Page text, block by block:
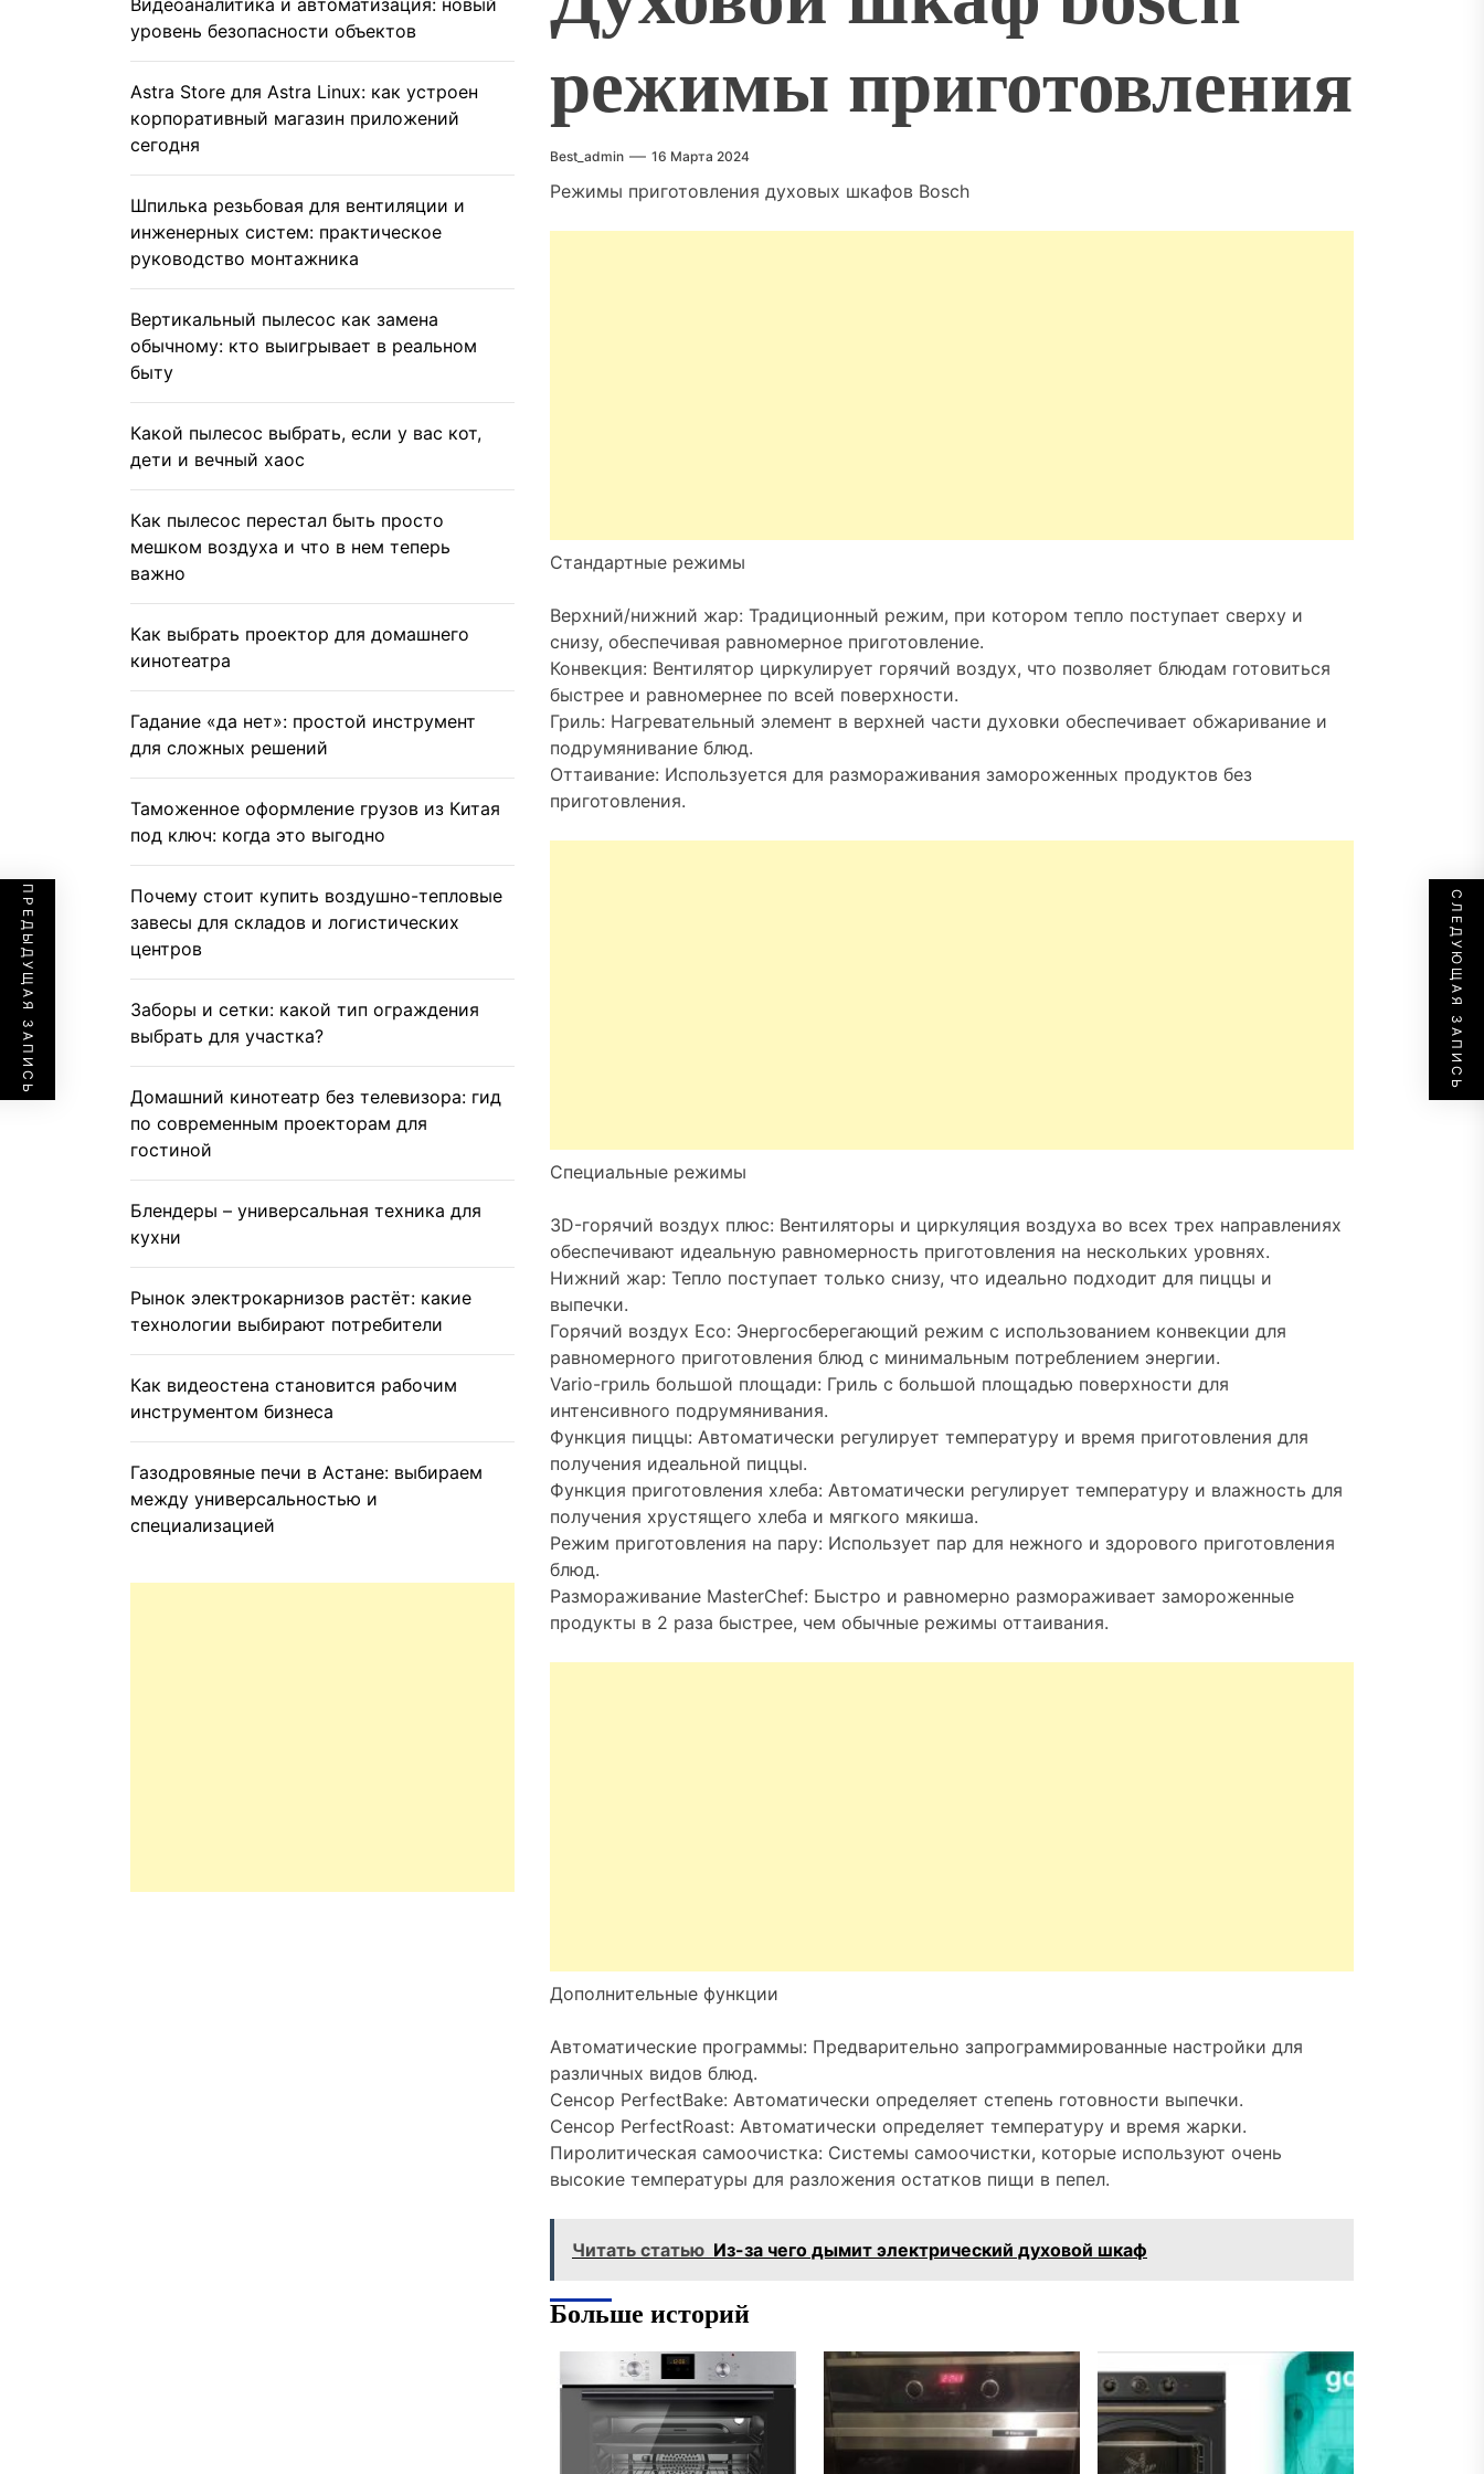
режимы приготовления
Best_admin 16 Марта 2024
Режимы приготовления духовых шкафов Bosch
Стандартные режимы
Верхний/нижний жар: Традиционный режим, при котором тепло поступает сверху и
снизу, обеспечивая равномерное приготовление.
Конвекция: Вентилятор циркулирует горячий воздух, что позволяет блюдам готовиться
быстрее и равномернее по всей поверхности.
Гриль: Нагревательный элемент в верхней части духовки обеспечивает обжаривание и
подрумянивание блюд.
Оттаивание: Используется для размораживания замороженных продуктов без
приготовления.
Специальные режимы
3D-горячий воздух плюс: Вентиляторы и циркуляция воздуха во всех трех направлениях
обеспечивают идеальную равномерность приготовления на нескольких уровнях.
Нижний жар: Тепло поступает только снизу, что идеально подходит для пиццы и
выпечки.
Горячий воздух Eco: Энергосберегающий режим с использованием конвекции для
равномерного приготовления блюд с минимальным потреблением энергии.
Vario-гриль большой площади: Гриль с большой площадью поверхности для
интенсивного подрумянивания.
Функция пиццы: Автоматически регулирует температуру и время приготовления для
получения идеальной пиццы.
Функция приготовления хлеба: Автоматически регулирует температуру и влажность для
получения хрустящего хлеба и мягкого мякиша.
Режим приготовления на пару: Использует пар для нежного и здорового приготовления
блюд.
Размораживание MasterChef: Быстро и равномерно размораживает замороженные
продукты в 2 раза быстрее, чем обычные режимы оттаивания.
Дополнительные функции
Автоматические программы: Предварительно запрограммированные настройки для
различных видов блюд.
Сенсор PerfectBake: Автоматически определяет степень готовности выпечки.
Сенсор PerfectRoast: Автоматически определяет температуру и время жарки.
Пиролитическая самоочистка: Системы самоочистки, которые используют очень
высокие температуры для разложения остатков пищи в пепел.
Читать статью Из-за чего дымит электрический духовой шкаф
ПРЕДЫДУЩАЯ ЗАПИСЬ СЛЕДУЮЩАЯ ЗАПИСЬ
Больше историй
Видеоаналитика и автоматизация: новый
уровень безопасности объектов
Astra Store для Astra Linux: как устроен
корпоративный магазин приложений
сегодня
Шпилька резьбовая для вентиляции и
инженерных систем: практическое
руководство монтажника
Вертикальный пылесос как замена
обычному: кто выигрывает в реальном
быту
Какой пылесос выбрать, если у вас кот,
дети и вечный хаос
Как пылесос перестал быть просто
мешком воздуха и что в нем теперь
важно
Как выбрать проектор для домашнего
кинотеатра
Гадание «да нет»: простой инструмент
для сложных решений
Таможенное оформление грузов из Китая
под ключ: когда это выгодно
Почему стоит купить воздушно-тепловые
завесы для складов и логистических
центров
Заборы и сетки: какой тип ограждения
выбрать для участка?
Домашний кинотеатр без телевизора: гид
по современным проекторам для
гостиной
Блендеры – универсальная техника для
кухни
Рынок электрокарнизов растёт: какие
технологии выбирают потребители
Как видеостена становится рабочим
инструментом бизнеса
Газодровяные печи в Астане: выбираем
между универсальностью и
специализацией